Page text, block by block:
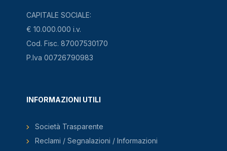
CAPITALE SOCIALE:
€ 10.000.000 i.v.
Cod. Fisc. 87007530170
P.Iva 00726790983
INFORMAZIONI UTILI
Società Trasparente
Reclami / Segnalazioni / Informazioni